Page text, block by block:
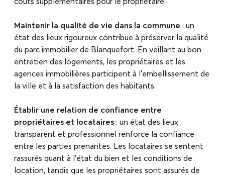
coûts supplémentaires pour le propriétaire.
Maintenir la qualité de vie dans la commune : un
état des lieux rigoureux contribue à préserver la qualité
du parc immobilier de Blanquefort. En veillant au bon
entretien des logements, les propriétaires et les
agences immobilières participent à l’embellissement de
la ville et à la satisfaction des habitants.
Établir une relation de confiance entre
propriétaires et locataires : un état des lieux
transparent et professionnel renforce la confiance
entre les parties prenantes. Les locataires se sentent
rassurés quant à l’état du bien et les conditions de
location, tandis que les propriétaires sont assurés de